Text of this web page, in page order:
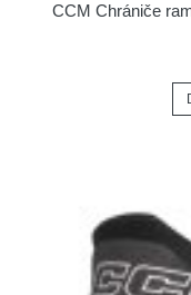
CCM Chrániče